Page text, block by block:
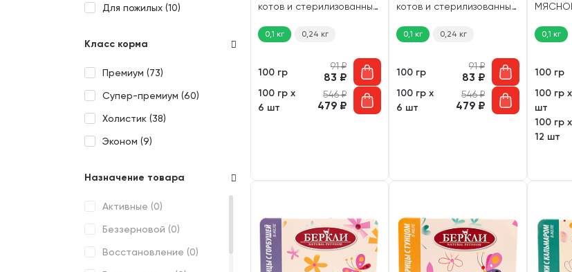
BRUNCH (0)
DARSI (0)
Для пожилых (10)
Класс корма
Премиум (73)
Супер-премиум (60)
Холистик (38)
Эконом (9)
Назначение товара
Активные (0)
Беззерновой (0)
Восстановление (0)
котов и стерилизованных
курица (100 гр)
0,1 кг 0,24 кг
100 гр
91₽
83 ₽
100 гр х
6 шт
546₽
479 ₽
котов и стерилизованных
говядина (100 гр)
0,1 кг 0,24 кг
100 гр
91₽
83 ₽
100 гр х
6 шт
546₽
479 ₽
0,1 кг
100 гр
100 гр
шт
100 гр х
12 шт